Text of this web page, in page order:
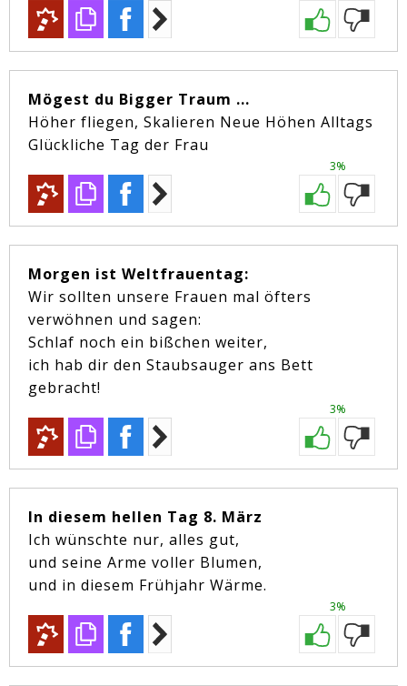
Mögest du Bigger Traum ...
Höher fliegen, Skalieren Neue Höhen Alltags
Glückliche Tag der Frau
3%
Morgen ist Weltfrauentag:
Wir sollten unsere Frauen mal öfters
verwöhnen und sagen:
Schlaf noch ein bißchen weiter,
ich hab dir den Staubsauger ans Bett
gebracht!
3%
In diesem hellen Tag 8. März
Ich wünschte nur, alles gut,
und seine Arme voller Blumen,
und in diesem Frühjahr Wärme.
3%